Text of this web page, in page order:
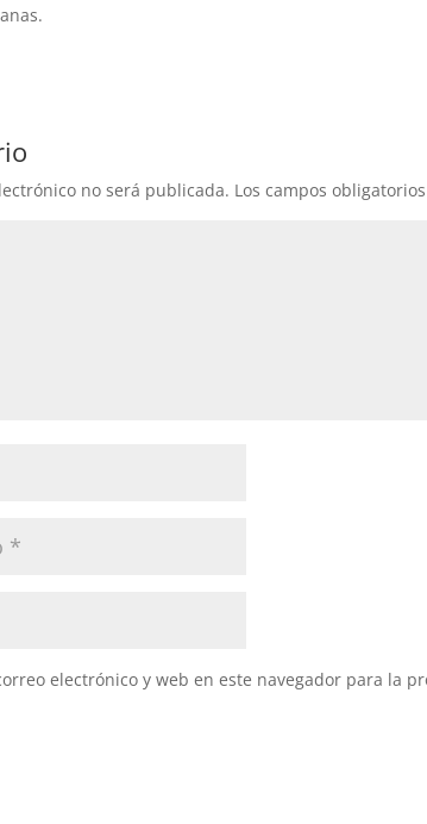
no será publicada. Los campos
electrónico y web en este navegador para la